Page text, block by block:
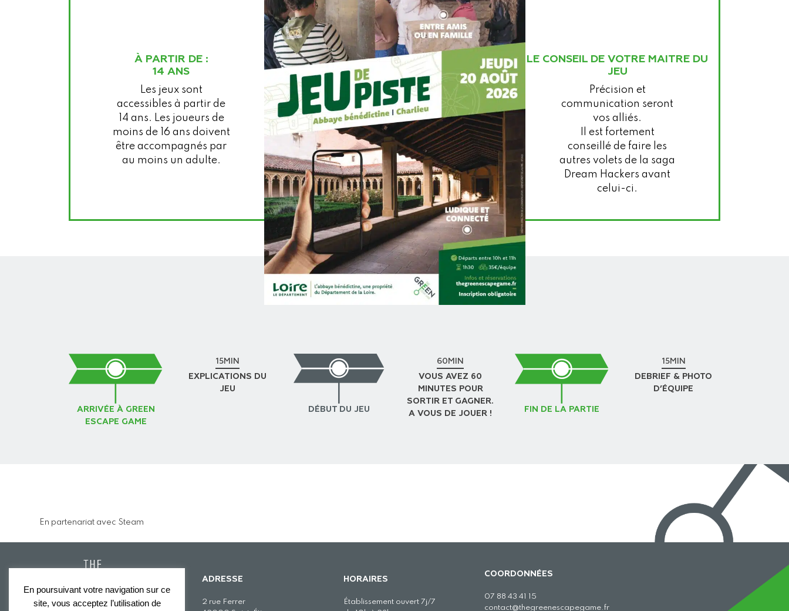
À PARTIR DE :
14 ANS
Les jeux sont
accessibles à partir de
14 ans. Les joueurs de
moins de 16 ans doivent
être accompagnés par
au moins un adulte.
TAUX DE RÉUSSITE :
50%
Serez-vous à la
hauteur du défi qui
vous attend ? Seule 1
équipe sur 2 parvient à
vaincre tous les
ennemis.
LE CONSEIL DE VOTRE MAITRE DU
JEU
Précision et
communication seront
vos alliés.
Il est fortement
conseillé de faire les
autres volets de la saga
Dream Hackers avant
celui-ci.
DÉROULEMENT DU JEU
ARRIVÉE À GREEN
ESCAPE GAME
15MIN
EXPLICATIONS DU
JEU
DÉBUT DU JEU
60MIN
VOUS AVEZ 60
MINUTES POUR
SORTIR ET GAGNER.
A VOUS DE JOUER !
FIN DE LA PARTIE
15MIN
DEBRIEF & PHOTO
D’ÉQUIPE
En partenariat avec Steam
ADRESSE
2 rue Ferrer
HORAIRES
Établissement ouvert 7j/7
COORDONNÉES
07 88 43 41 15
contact@thegreenescapegame.fr
En poursuivant votre navigation sur ce
site, vous acceptez l’utilisation de